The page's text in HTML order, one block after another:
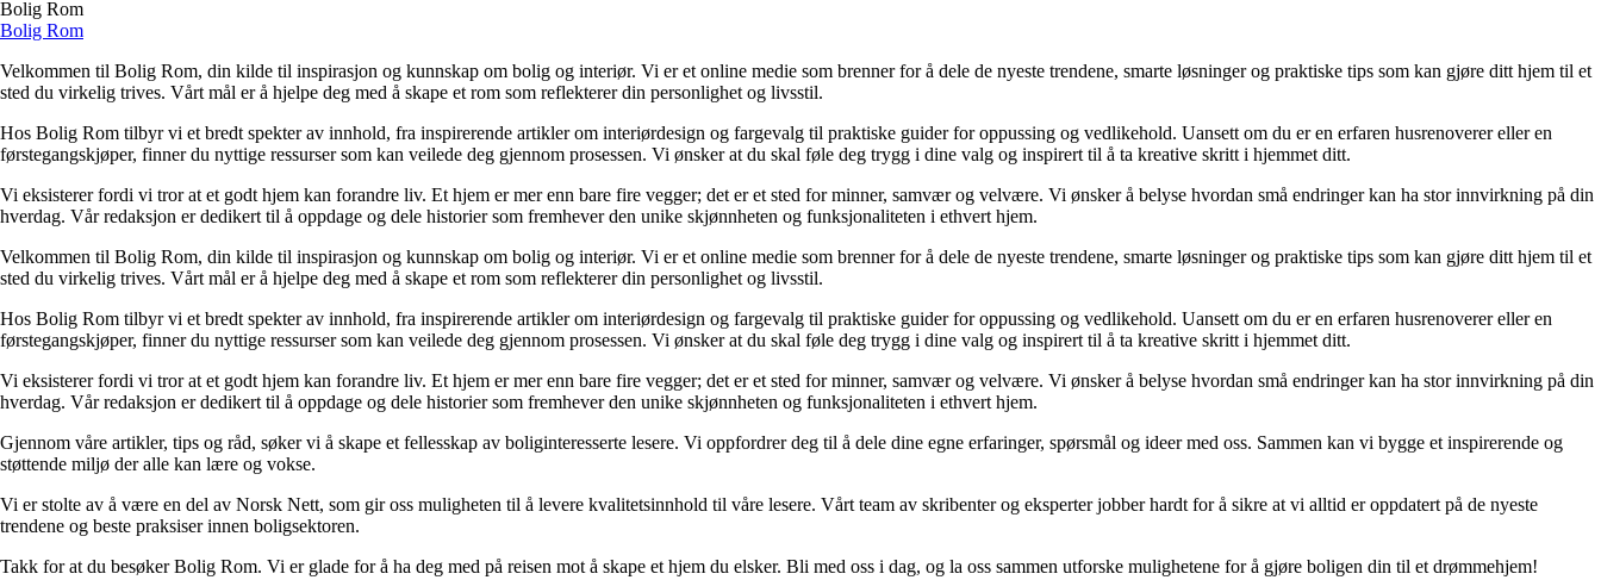
Bolig Rom
Bolig Rom
Velkommen til Bolig Rom, din kilde til inspirasjon og kunnskap om bolig og interiør. Vi er et online medie som brenner for å dele de nyeste trendene, smarte løsninger og praktiske tips som kan gjøre ditt hjem til et
sted du virkelig trives. Vårt mål er å hjelpe deg med å skape et rom som reflekterer din personlighet og livsstil.
Hos Bolig Rom tilbyr vi et bredt spekter av innhold, fra inspirerende artikler om interiørdesign og fargevalg til praktiske guider for oppussing og vedlikehold. Uansett om du er en erfaren husrenoverer eller en
førstegangskjøper, finner du nyttige ressurser som kan veilede deg gjennom prosessen. Vi ønsker at du skal føle deg trygg i dine valg og inspirert til å ta kreative skritt i hjemmet ditt.
Vi eksisterer fordi vi tror at et godt hjem kan forandre liv. Et hjem er mer enn bare fire vegger; det er et sted for minner, samvær og velvære. Vi ønsker å belyse hvordan små endringer kan ha stor innvirkning på din
hverdag. Vår redaksjon er dedikert til å oppdage og dele historier som fremhever den unike skjønnheten og funksjonaliteten i ethvert hjem.
Velkommen til Bolig Rom, din kilde til inspirasjon og kunnskap om bolig og interiør. Vi er et online medie som brenner for å dele de nyeste trendene, smarte løsninger og praktiske tips som kan gjøre ditt hjem til et
sted du virkelig trives. Vårt mål er å hjelpe deg med å skape et rom som reflekterer din personlighet og livsstil.
Hos Bolig Rom tilbyr vi et bredt spekter av innhold, fra inspirerende artikler om interiørdesign og fargevalg til praktiske guider for oppussing og vedlikehold. Uansett om du er en erfaren husrenoverer eller en
førstegangskjøper, finner du nyttige ressurser som kan veilede deg gjennom prosessen. Vi ønsker at du skal føle deg trygg i dine valg og inspirert til å ta kreative skritt i hjemmet ditt.
Vi eksisterer fordi vi tror at et godt hjem kan forandre liv. Et hjem er mer enn bare fire vegger; det er et sted for minner, samvær og velvære. Vi ønsker å belyse hvordan små endringer kan ha stor innvirkning på din
hverdag. Vår redaksjon er dedikert til å oppdage og dele historier som fremhever den unike skjønnheten og funksjonaliteten i ethvert hjem.
Gjennom våre artikler, tips og råd, søker vi å skape et fellesskap av boliginteresserte lesere. Vi oppfordrer deg til å dele dine egne erfaringer, spørsmål og ideer med oss. Sammen kan vi bygge et inspirerende og
støttende miljø der alle kan lære og vokse.
Vi er stolte av å være en del av Norsk Nett, som gir oss muligheten til å levere kvalitetsinnhold til våre lesere. Vårt team av skribenter og eksperter jobber hardt for å sikre at vi alltid er oppdatert på de nyeste
trendene og beste praksiser innen boligsektoren.
Takk for at du besøker Bolig Rom. Vi er glade for å ha deg med på reisen mot å skape et hjem du elsker. Bli med oss i dag, og la oss sammen utforske mulighetene for å gjøre boligen din til et drømmehjem!